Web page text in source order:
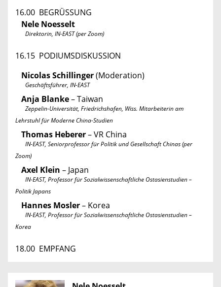
16.00 BEGRÜSSUNG
Nele Noesselt
Direktorin, IN-EAST (per Zoom)
16.15 PODIUMSDISKUSSION
Nicolas Schillinger(Moderation)
Geschäftsführer, IN-EAST
Anja Blanke– Taiwan
Zeppelin-Universität, Friedrichshafen, Wiss. Mitarbeiterin am
Lehrstuhl für Moderne China-­Studien
Thomas Heberer– VR China
IN-EAST, Seniorprofessor für Politik und Gesellschaft Chinas (per
Zoom)
Axel Klein – Japan
IN-EAST, Professor für Sozialwissenschaftliche Ostasienstudien –
Politik Japans
Hannes Mosler– Korea
IN-EAST, Professor für Sozialwissenschaftliche Ostasienstudien –
Korea
18.00 EMPFANG